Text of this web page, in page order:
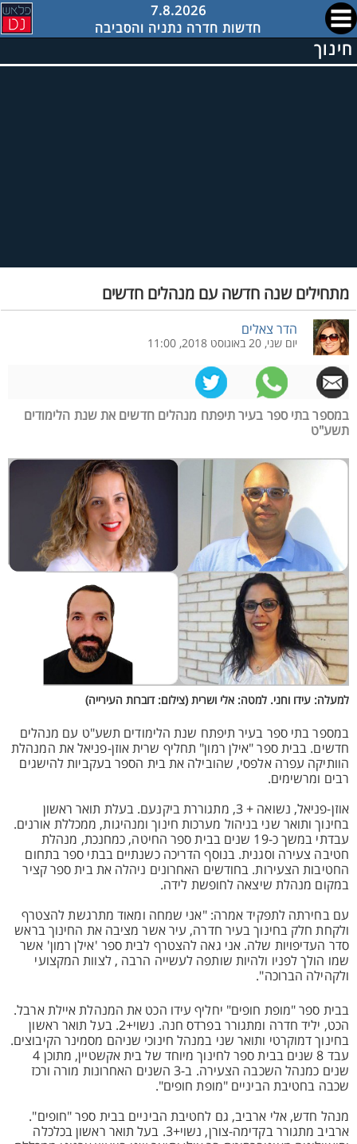
7.8.2026
חדשות חדרה נתניה והסביבה
חינוך
מתחילים שנה חדשה עם מנהלים חדשים
הדר צאלים
יום שני, 20 באוגוסט 2018, 11:00
במספר בתי ספר בעיר תיפתח מנהלים חדשים את שנת הלימודים
תשע"ט
למעלה: עידו וחני. למטה: אלי ושרית (צילום: דוברות העירייה)
במספר בתי ספר בעיר תיפתח שנת הלימודים תשע"ט עם מנהלים
חדשים. בבית ספר "אילן רמון" תחליף שרית אוזן-פניאל את המנהלת
הוותיקה עפרה אלפסי, שהובילה את בית הספר בעקביות להישגים
רבים ומרשימים.
אוזן-פניאל, נשואה + 3, מתגוררת ביקנעם. בעלת תואר ראשון
בחינוך ותואר שני בניהול מערכות חינוך ומנהיגות, ממכללת אורנים.
עבדתי במשך כ-19 שנים בבית ספר החיטה, כמחנכת, מנהלת
חטיבה צעירה וסגנית. בנוסף הדריכה כשנתיים בבתי ספר בתחום
החטיבות הצעירות. בחודשים האחרונים ניהלה את בית ספר קציר
במקום מנהלת שיצאה לחופשת לידה.
עם בחירתה לתפקיד אמרה: "אני שמחה ומאוד מתרגשת להצטרף
ולקחת חלק בחינוך בעיר חדרה, עיר אשר מציבה את החינוך בראש
סדר העדיפויות שלה. אני גאה להצטרף לבית ספר 'אילן רמון' אשר
שמו הולך לפניו ולהיות שותפה לעשייה הרבה , לצוות המקצועי
ולקהילה הברוכה".
בבית ספר "מופת חופים" יחליף עידו הכט את המנהלת איילת ארבל.
הכט, יליד חדרה ומתגורר בפרדס חנה. נשוי+2. בעל תואר ראשון
בחינוך דמוקרטי ותואר שני במנהל חינוכי שניהם מסמינר הקיבוצים.
עבד 8 שנים בבית ספר לחינוך מיוחד של בית אקשטיין, מתוכן 4
שנים כמנהל השכבה הצעירה. ב-3 השנים האחרונות מורה ורכז
שכבה בחטיבת הביניים "מופת חופים".
מנהל חדש, אלי ארביב, גם לחטיבת הביניים בבית ספר "חופים".
ארביב מתגורר בקדימה-צורן, נשוי+3. בעל תואר ראשון בכלכלה